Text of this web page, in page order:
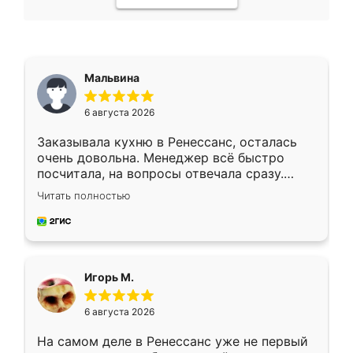
Мальвина
6 августа 2026
Заказывала кухню в Ренессанс, осталась
очень довольна. Менеджер всё быстро
посчитала, на вопросы отвечала сразу.
Замерщик приехал в субботу, подошёл к
делу со всей ответственностью. Собрали
за день, ребята работали аккуратно, даже
Читать полностью
Игорь М.
6 августа 2026
На самом деле в Ренессанс уже не первый